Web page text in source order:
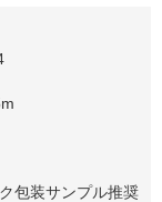
包装サンプル推奨